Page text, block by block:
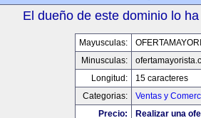
El dueño de este dominio lo
Mayusculas:
Minusculas:
Longitud:
15 caracteres
Categorias:
Ventas y
Precio:
Realizar una